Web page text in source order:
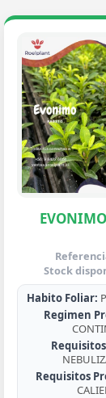
Stock
Habito Foliar:
Regimen
Requisitos